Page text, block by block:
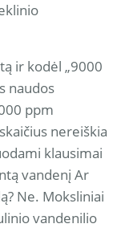
ir kodėl „9000
naudos
ppm
nereiškia
klausimai
vandenį Ar
Ne. Moksliniai
vandenilio